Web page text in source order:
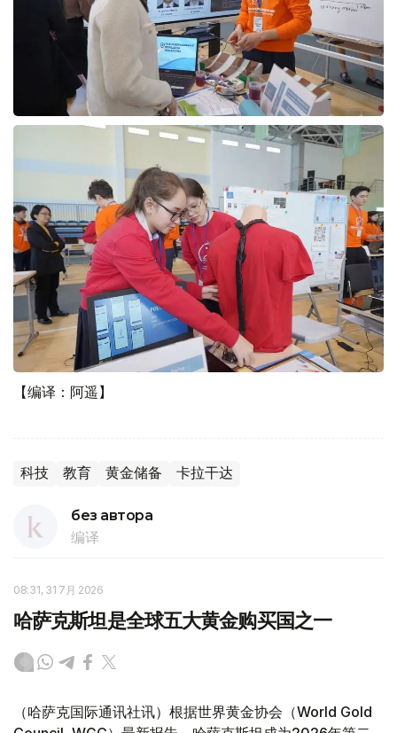
【编译：阿遥】
科技 教育 黄金储备 卡拉干达
без автора
编译
08:31, 31 7月 2026
哈萨克斯坦是全球五大黄金购买国之一
（哈萨克国际通讯社讯）根据世界黄金协会（World Gold